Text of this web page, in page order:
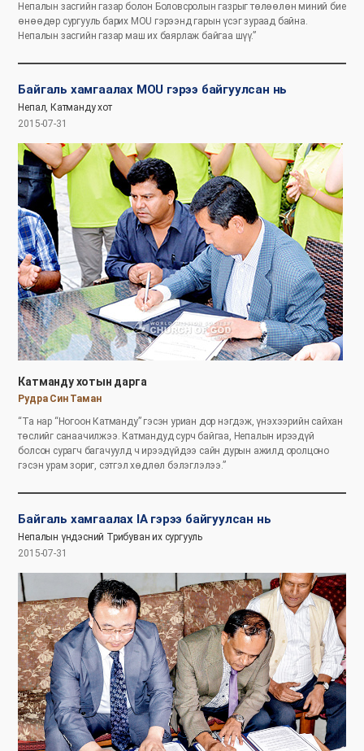
Непалын засгийн газар болон Боловсролын газрыг төлөөлөн миний бие
өнөөдөр сургууль барих MOU гэрээнд гарын үсэг зураад байна.
Непалын засгийн газар маш их баярлаж байгаа шүү.”
Байгаль хамгаалах MOU гэрээ байгуулсан нь
Непал, Катманду хот
2015-07-31
Катманду хотын дарга
Рудра Син Таман
“Та нар “Ногоон Катманду” гэсэн уриан дор нэгдэж, үнэхээрийн сайхан
төслийг санаачилжээ. Катмандуд сурч байгаа, Непалын ирээдүй
болсон сурагч багачуулд ч ирээдүйдээ сайн дурын ажилд оролцоно
гэсэн урам зориг, сэтгэл хөдлөл бэлэглэлээ.”
Байгаль хамгаалах IA гэрээ байгуулсан нь
Непалын үндэсний Трибуван их сургууль
2015-07-31